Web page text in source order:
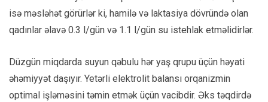
isə məsləhət görürlər ki, hamilə və laktasiya dövründə olan
qadınlar əlavə 0.3 l/gün və 1.1 l/gün su istehlak etməlidirlər.
Düzgün miqdarda suyun qəbulu hər yaş qrupu üçün həyati
əhəmiyyət daşıyır. Yetərli elektrolit balansı orqanizmin
optimal işləməsini təmin etmək üçün vacibdir. Əks təqdirdə